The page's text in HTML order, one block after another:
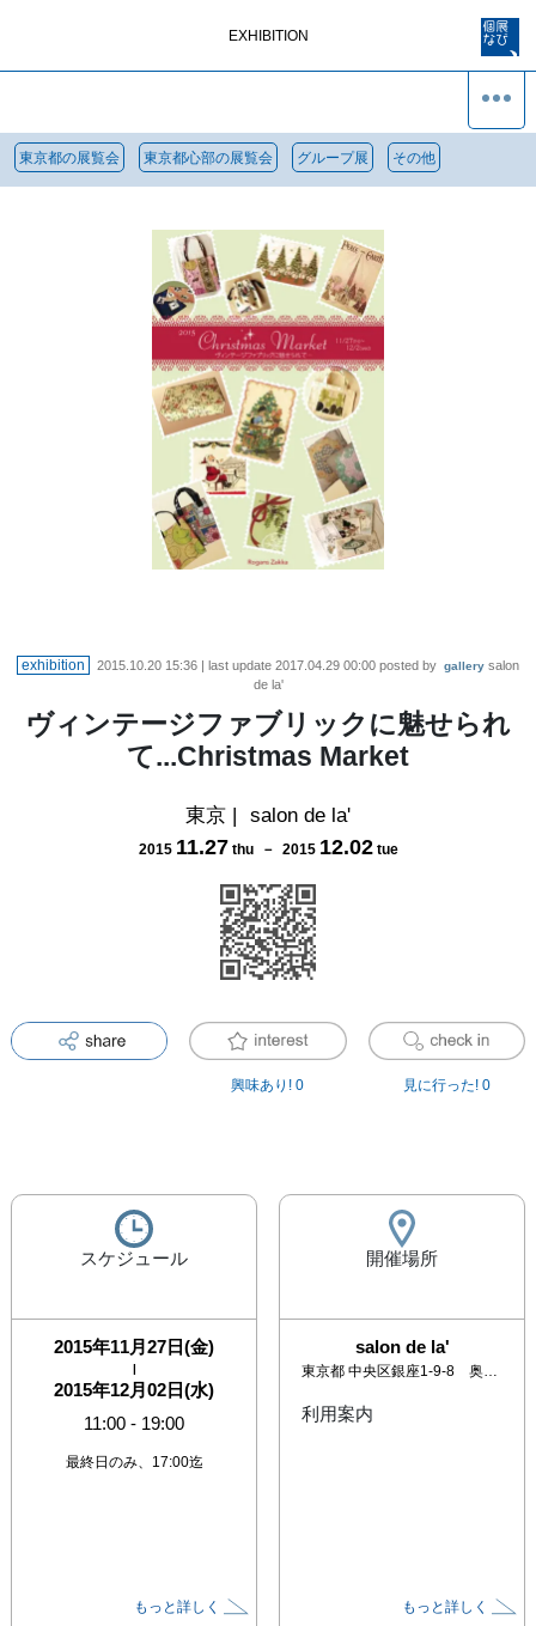
EXHIBITION
東京都の展覧会 東京都心部の展覧会 グループ展 その他
exhibition 2015.10.20 15:36 | last update 2017.04.29 00:00 posted by gallery salon
de la'
ヴィンテージファブリックに魅せられ
て...Christmas Market
東京 | salon de la'
2015 11.27 thu－ 2015 12.02 tue
興味あり! 0 見に行った! 0
スケジュール
2015年11月27日(金)
|
2015年12月02日(水)
11:00 - 19:00
最終日のみ、17:00迄
もっと詳しく
開催場所
salon de la'
東京都 中央区銀座1-9-8 奥野ビル607
利用案内
もっと詳しく